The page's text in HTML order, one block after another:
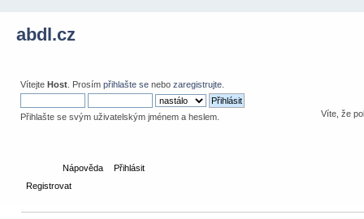
abdl.cz
Vítejte Host . Prosím přihlašte se nebo zaregistrujte
Přihlašte se svým uživatelským jménem a heslem. Víte, že
Nápověda
Přihlásit
Registrovat